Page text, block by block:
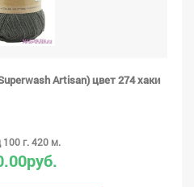
Artisan) цвет 274 хаки
100 г. 420 м.